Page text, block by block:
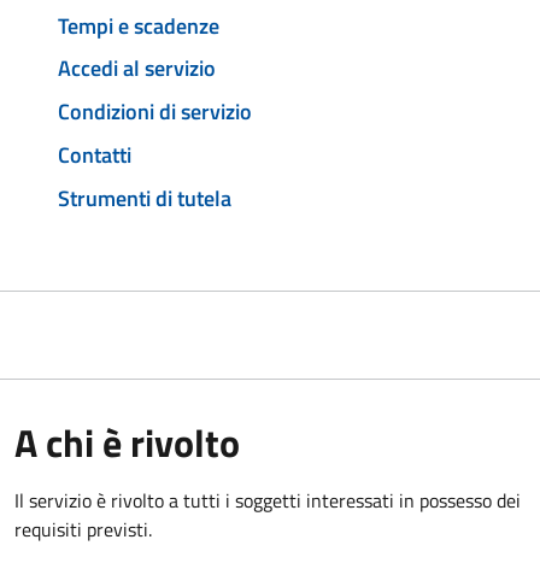
Tempi e scadenze
Accedi al servizio
Condizioni di servizio
Contatti
Strumenti di tutela
A chi è rivolto
Il servizio è rivolto a tutti i soggetti interessati in possesso dei
requisiti previsti.